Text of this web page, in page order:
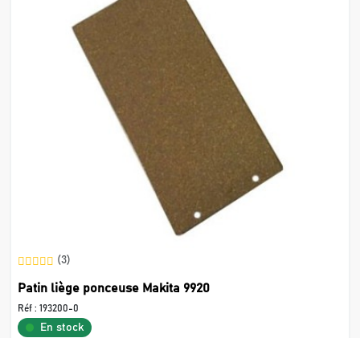
(3)
Patin liège ponceuse Makita 9920
Réf : 193200-0
En stock